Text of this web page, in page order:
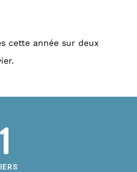
cette année sur deux